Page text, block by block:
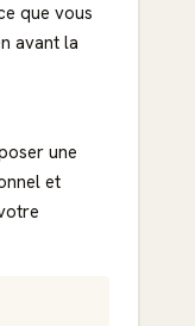
que vous
avant la
une
et